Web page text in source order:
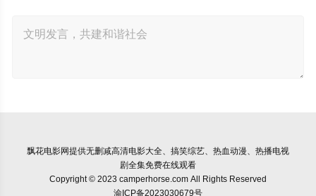
飘花电影网提供无删减高清电影大全、搞笑综艺、热血动漫、热播电视
剧全集免费在线观看
Copyright © 2023 camperhorse.com All Rights Reserved
渝ICP备2023030679号